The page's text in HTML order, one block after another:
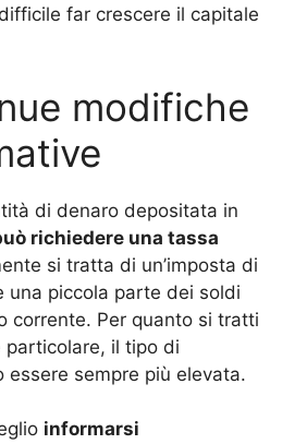
far crescere il capitale
modifiche
di denaro depositata in
richiedere una tassa
si tratta di un’imposta di
una piccola parte dei soldi
corrente. Per quanto si tratti
particolare, il tipo di
essere sempre più elevata.
informarsi